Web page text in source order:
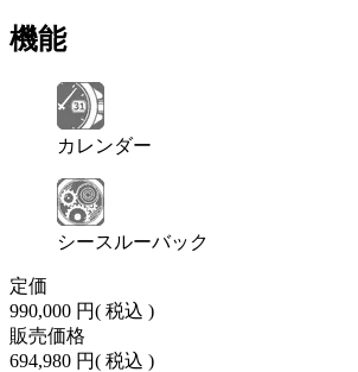
機能
カレンダー
シースルーバック
定価
990,000 円( 税込 )
販売価格
694,980 円( 税込 )